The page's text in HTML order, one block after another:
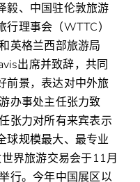
毅、中国驻伦敦旅游
理事会（WTTC）
英格兰西部旅游局
出席并致辞，共同
前景，表达对中外旅
办事处主任张力致
张力对所有来宾表示
球规模最大、最专业
界旅游交易会于11月
行。今年中国展区以